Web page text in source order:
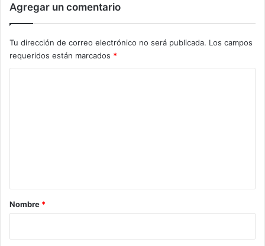
Agregar un comentario
Tu dirección de correo electrónico no será publicada. Los campos
requeridos están marcados *
rNombre *